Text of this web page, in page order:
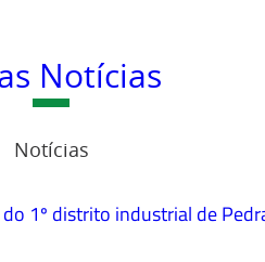
Notícias
Notícias
1º distrito industrial de